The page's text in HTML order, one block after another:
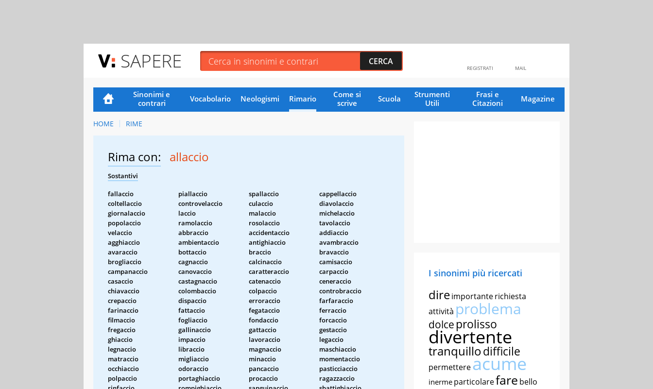
SAPERE MAIL
REGISTRATI
Sinonimi e
contrari
Vocabolario Neologismi Rimario
Come si
scrive
Scuola
Strumenti
Utili
Frasi e
Citazioni
Magazine
HOME RIME
Rima con: allaccio
Sostantivi
fallaccio piallaccio spallaccio
cappellaccio
coltellaccio
controvelaccio culaccio
diavolaccio
giornalaccio
laccio malaccio
michelaccio
popolaccio
ramolaccio rosolaccio
tavolaccio
velaccio
abbraccio accidentaccio
addiaccio
agghiaccio
ambientaccio antighiaccio
avambraccio
avaraccio
bottaccio braccio
bravaccio
brogliaccio
cagnaccio calcinaccio
camisaccio
campanaccio
canovaccio caratteraccio
carpaccio
casaccio
castagnaccio catenaccio
ceneraccio
chiavaccio
colombaccio colpaccio
controbraccio
crepaccio
dispaccio erroraccio
farfaraccio
farinaccio
fattaccio fegataccio
ferraccio
filmaccio
fogliaccio fondaccio
forcaccio
fregaccio
gallinaccio gattaccio
gestaccio
ghiaccio
impaccio lavoraccio
legaccio
legnaccio
libraccio magnaccio
maschiaccio
matraccio
migliaccio minaccio
momentaccio
occhiaccio
odoraccio pancaccio
pasticciaccio
polpaccio
portaghiaccio procaccio
ragazzaccio
I sinonimi più ricercati
direimportanterichiesta
attività problema
dolce prolisso
divertente
tranquillodifficile
permettereacume
inerme particolarefare bello